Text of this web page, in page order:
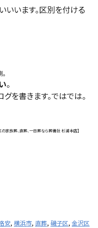
います。区別を付ける
。
を書きます。ではでは。
家族葬、直葬、一日葬なら葬儀社 杉浦本店】
安, 横浜市, 直葬, 磯子区, 金沢区